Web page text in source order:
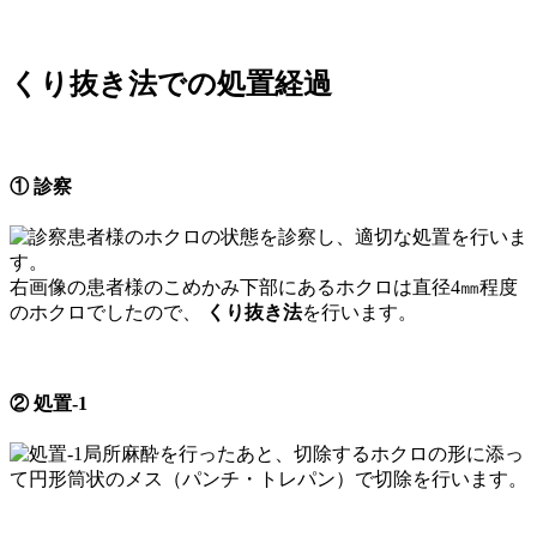
くり抜き法での処置経過
① 診察
患者様のホクロの状態を診察し、適切な処置を行いま
す。
右画像の患者様のこめかみ下部にあるホクロは直径4㎜程度
のホクロでしたので、
くり抜き法を行います。
② 処置-1
局所麻酔を行ったあと、切除するホクロの形に添っ
て円形筒状のメス（パンチ・トレパン）で切除を行います。